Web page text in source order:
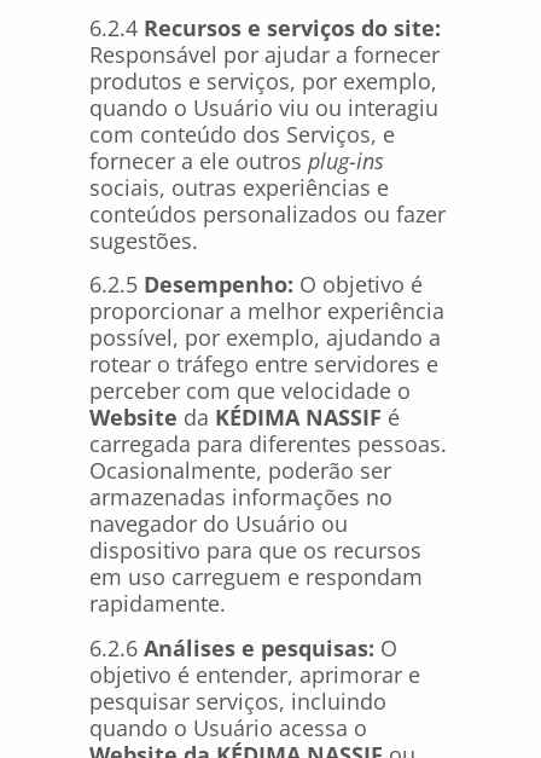
6.2.4 Recursos e serviços do site:
Responsável por ajudar a fornecer
produtos e serviços, por exemplo,
quando o Usuário viu ou interagiu
com conteúdo dos Serviços, e
fornecer a ele outros plug-ins
sociais, outras experiências e
conteúdos personalizados ou fazer
sugestões.
6.2.5 Desempenho: O objetivo é
proporcionar a melhor experiência
possível, por exemplo, ajudando a
rotear o tráfego entre servidores e
perceber com que velocidade o
Website da KÉDIMA NASSIF é
carregada para diferentes pessoas.
Ocasionalmente, poderão ser
armazenadas informações no
navegador do Usuário ou
dispositivo para que os recursos
em uso carreguem e respondam
rapidamente.
6.2.6 Análises e pesquisas: O
objetivo é entender, aprimorar e
pesquisar serviços, incluindo
quando o Usuário acessa o